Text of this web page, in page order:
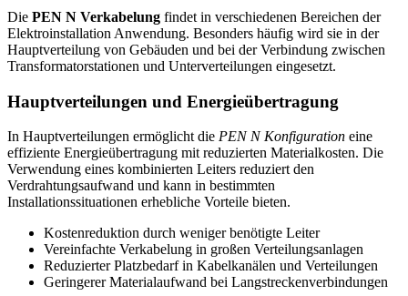
Die PEN N Verkabelung findet in verschiedenen Bereichen der
Elektroinstallation Anwendung. Besonders häufig wird sie in der
Hauptverteilung von Gebäuden und bei der Verbindung zwischen
Transformatorstationen und Unterverteilungen eingesetzt.
Hauptverteilungen und Energieübertragung
In Hauptverteilungen ermöglicht die PEN N Konfiguration eine
effiziente Energieübertragung mit reduzierten Materialkosten. Die
Verwendung eines kombinierten Leiters reduziert den
Verdrahtungsaufwand und kann in bestimmten
Installationssituationen erhebliche Vorteile bieten.
Kostenreduktion durch weniger benötigte Leiter
Vereinfachte Verkabelung in großen Verteilungsanlagen
Reduzierter Platzbedarf in Kabelkanälen und Verteilungen
Geringerer Materialaufwand bei Langstreckenverbindungen